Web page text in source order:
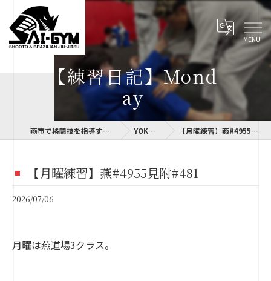
【練習日記】Mond
ay
燕市で格闘技を指導するSAI-GYM YOKOLOG 【月曜練習】燕#4955見附#481
【月曜練習】燕#4955見附#481
2026/07/06
月曜は燕道場3クラス。